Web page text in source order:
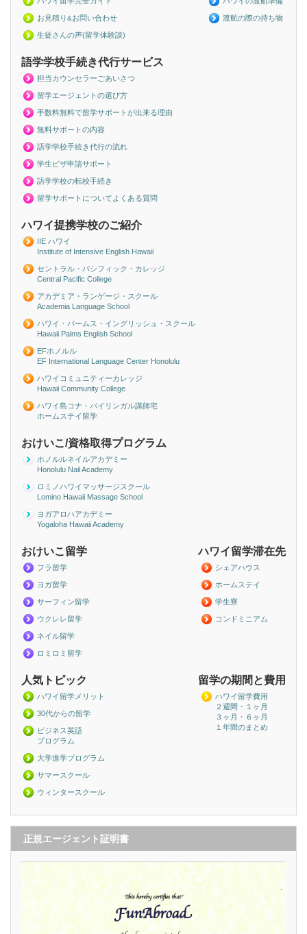
渡航の際の持ち物
お見積り&お問い合わせ
生徒さんの声(留学体験談)
語学学校手続き代行サービス
担当カウンセラーごあいさつ
留学エージェントの選び方
手数料無料で留学サポートが出来る理由
無料サポートの内容
語学学校手続き代行の流れ
学生ビザ申請サポート
語学学校の転校手続き
留学サポートについてよくある質問
ハワイ提携学校のご紹介
IIE ハワイ
Institute of Intensive English Hawaii
セントラル・パシフィック・カレッジ
Central Pacific College
アカデミア・ランゲージ・スクール
Academia Language School
ハワイ・パームス・イングリッシュ・スクール
Hawaii Palms English School
EFホノルル
EF International Language Center Honolulu
ハワイコミュニティーカレッジ
Hawaii Community College
ハワイ島コナ・バイリンガル講師宅
ホームステイ留学
おけいこ/資格取得プログラム
ホノルルネイルアカデミー
Honolulu Nail Academy
ロミノハワイマッサージスクール
Lomino Hawaii Massage School
ヨガアロハアカデミー
Yogaloha Hawaii Academy
ハワイ留学滞在先
シェアハウス
ホームステイ
学生寮
コンドミニアム
おけいこ留学
フラ留学
ヨガ留学
サーフィン留学
ウクレレ留学
ネイル留学
ロミロミ留学
留学の期間と費用
ハワイ留学費用
２週間・１ヶ月
３ヶ月・６ヶ月
１年間のまとめ
人気トピック
ハワイ留学メリット
30代からの留学
ビジネス英語
プログラム
大学進学プログラム
サマースクール
ウィンタースクール
正規エージェント証明書